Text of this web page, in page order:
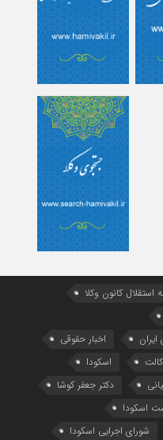
استقلال کانون وکلا
اخبار حقوقی
اسکودا
دکتر جعفر کوشا
اسکودا
شورای اجرایی اسکودا